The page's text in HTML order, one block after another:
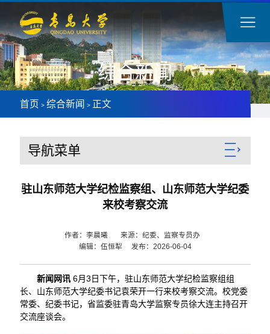
综合新闻
首页 > 综合新闻 > 正文
导航菜单
驻山东师范大学纪检监察组、山东师范大学纪委
来校考察交流
作者：李晨曦 来源：纪委、监察专员办
编辑：伍恒犁 发布：2026-06-04
新闻网讯6月3日下午，驻山东师范大学纪检监察组组
长、山东师范大学纪委书记袁荣开一行来校考察交流。校党委
常委、纪委书记，省监委驻青岛大学监察专员徐大连主持召开
交流座谈会。